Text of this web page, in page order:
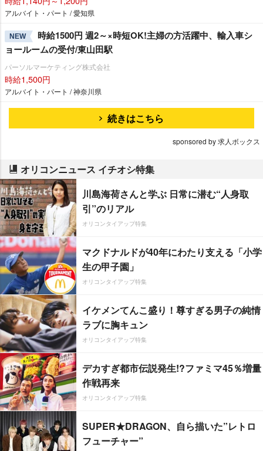
アルバイト・パート / 愛知県
NEW
時給1500円 週2～×時短OK!主婦の方活躍中、輸入車シ
ョールームの受付/東山田駅
パーソルマーケティング株式会社
時給1,500円
アルバイト・パート / 神奈川県
続きはこちら
sponsored by 求人ボックス
オリコンニュース イチオシ特集
川島海荷さんと学ぶ 日常に潜む“人身取
引”のリアル
オリコンタイアップ特集
マクドナルドが40年にわたり支える「小学
生の甲子園」
オリコンタイアップ特集
イケメンてんこ盛り！尊すぎる男子の純情
ラブに胸キュン
オリコンタイアップ特集
デカすぎ都市伝説発生!?ファミマ45％増量
作戦再来
オリコンタイアップ特集
SUPER★DRAGON、自ら描いた”レトロ
フューチャー”